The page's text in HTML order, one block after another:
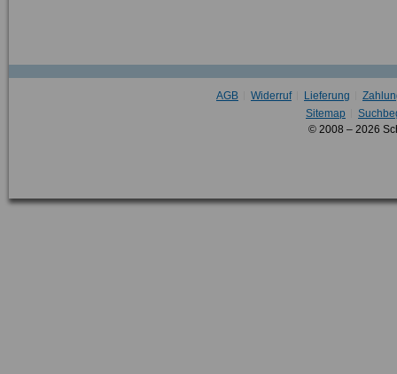
AGB Widerruf Lieferung
Sitemap
© 2008 – 2026